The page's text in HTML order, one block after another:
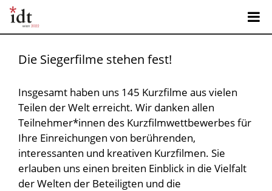
Die Siegerfilme stehen fest!
Insgesamt haben uns 145 Kurzfilme aus vielen
Teilen der Welt erreicht. Wir danken allen
Teilnehmer*innen des Kurzfilmwettbewerbes für
Ihre Einreichungen von berührenden,
interessanten und kreativen Kurzfilmen. Sie
erlauben uns einen breiten Einblick in die Vielfalt
der Welten der Beteiligten und die